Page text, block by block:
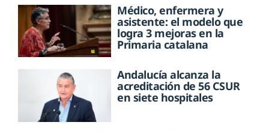
Médico, enfermera y
asistente: el modelo que
logra 3 mejoras en la
Primaria catalana
Andalucía alcanza la
acreditación de 56 CSUR
en siete hospitales